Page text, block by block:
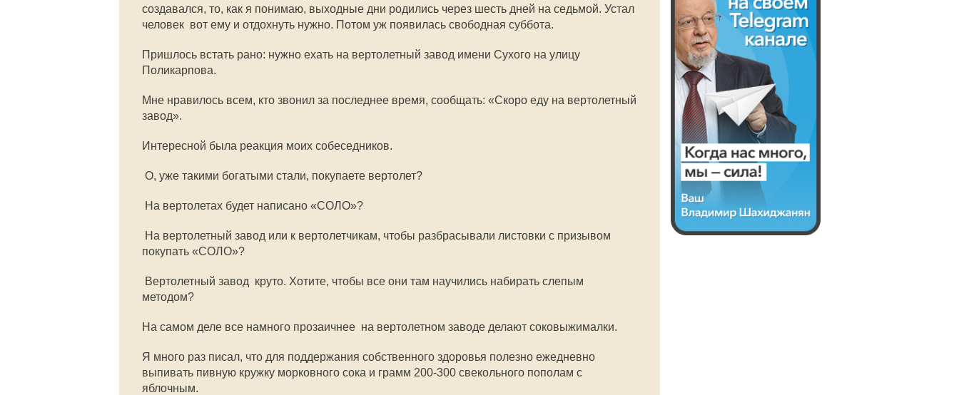
создавался, то, как я понимаю, выходные дни родились через шесть дней на седьмой. Устал
человек  вот ему и отдохнуть нужно. Потом уж появилась свободная суббота.
Пришлось встать рано: нужно ехать на вертолетный завод имени Сухого на улицу
Поликарпова.
Мне нравилось всем, кто звонил за последнее время, сообщать: «Скоро еду на вертолетный
завод».
Интересной была реакция моих собеседников.
 О, уже такими богатыми стали, покупаете вертолет?
 На вертолетах будет написано «СОЛО»?
 На вертолетный завод или к вертолетчикам, чтобы разбрасывали листовки с призывом
покупать «СОЛО»?
 Вертолетный завод  круто. Хотите, чтобы все они там научились набирать слепым
методом?
На самом деле все намного прозаичнее  на вертолетном заводе делают соковыжималки.
Я много раз писал, что для поддержания собственного здоровья полезно ежедневно
выпивать пивную кружку морковного сока и грамм 200-300 свекольного пополам с
яблочным.